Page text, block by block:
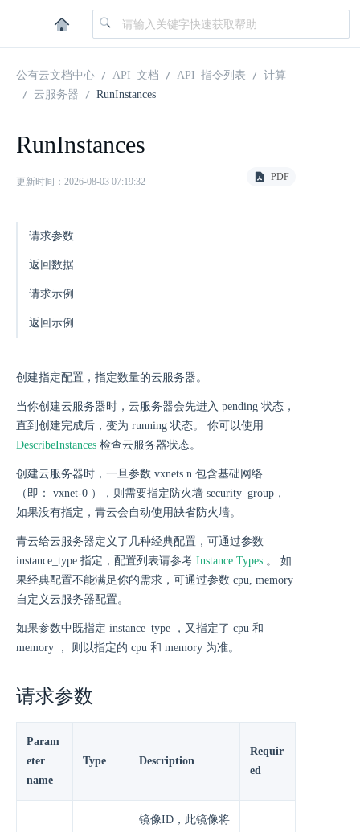
|
公有云文档中心 API 文档 API 指令列表
计算
云服务器
RunInstances
RunInstances
更新时间：2026-08-03 07:19:32 PDF
请求参数
返回数据
请求示例
返回示例
创建指定配置，指定数量的云服务器。
当你创建云服务器时，云服务器会先进入 pending 状态，
直到创建完成后，变为 running 状态。 你可以使用
DescribeInstances 检查云服务器状态。
创建云服务器时，一旦参数 vxnets.n 包含基础网络
（即： vxnet-0 ），则需要指定防火墙 security_group，
如果没有指定，青云会自动使用缺省防火墙。
青云给云服务器定义了几种经典配置，可通过参数
instance_type 指定，配置列表请参考 Instance Types 。 如
果经典配置不能满足你的需求，可通过参数 cpu, memory
自定义云服务器配置。
如果参数中既指定 instance_type ，又指定了 cpu 和
memory ， 则以指定的 cpu 和 memory 为准。
请求参数
Param
eter
name
Type Description
Requir
ed
镜像ID，此镜像将